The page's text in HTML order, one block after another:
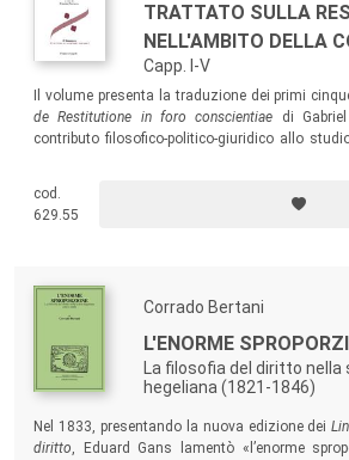
TRATTATO SULLA
NELL'AMBITO DELLA
Capp. I-V
Il volume presenta la traduzione dei primi
de Restitutione in foro conscientiae di
contributo filosofico-politico-giuridico allo
giustizia. Il lavoro di traduzione di un’opera
particolarmente significativo per la
una delle molte anime della Seconda Scolastica
cod.
629.55
Corrado Bertani
L'ENORME
La filosofia del diritto nella
hegeliana (1821-1846)
Nel 1833, presentando la nuova edizione dei
diritto, Eduard Gans lamentò «l’enorme